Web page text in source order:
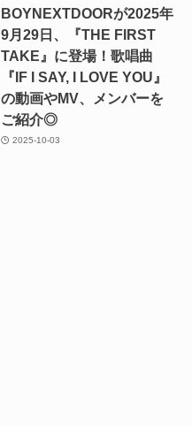
BOYNEXTDOORが2025年
9月29日、『THE FIRST
TAKE』に登場！歌唱曲
『IF I SAY, I LOVE YOU』
の動画やMV、メンバーを
ご紹介◎
2025-10-03